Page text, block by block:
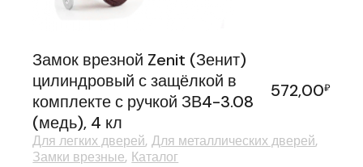
Замок врезной Zenit (Зенит)
цилиндровый с защёлкой в
комплекте с ручкой ЗВ4-3.08
(медь), 4 кл
572,00₽
Для легких дверей Для металлических дверей
Замки врезные Каталог